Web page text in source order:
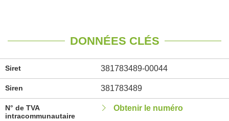
DONNÉES CLÉS
Siret 381783489-00044
Siren 381783489
N° de TVA
intracommunautaire
Obtenir le numéro